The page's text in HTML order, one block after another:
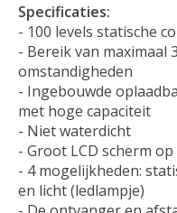
Specificaties:
- 100 levels statische
- Bereik van maximaal
omstandigheden
- Ingebouwde
met hoge capaciteit
- Niet waterdicht
- Groot LCD scherm
- 4 mogelijkheden:
en licht (ledlampje)